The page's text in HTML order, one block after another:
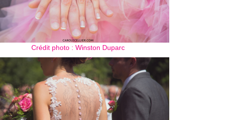
Crédit photo : Winston Duparc